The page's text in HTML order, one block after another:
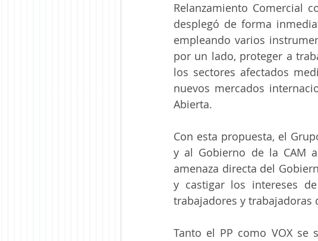
Relanzamiento Comercial
desplegó de forma
empleando varios
por un lado, proteger a
los sectores afectados
nuevos mercados
Abierta.
Con esta propuesta, el
y al Gobierno de la CAM
amenaza directa del
y castigar los intereses
trabajadores y trabajadoras
Tanto el PP como VOX